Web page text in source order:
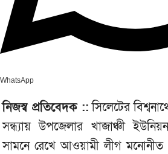
WhatsApp
নিজস্ব প্রতিবেদক ::সিলেটের
সন্ধ্যায় উপজেলার খাজাঞ্চী
সামনে রেখে আওয়ামী লীগ মনোনীত